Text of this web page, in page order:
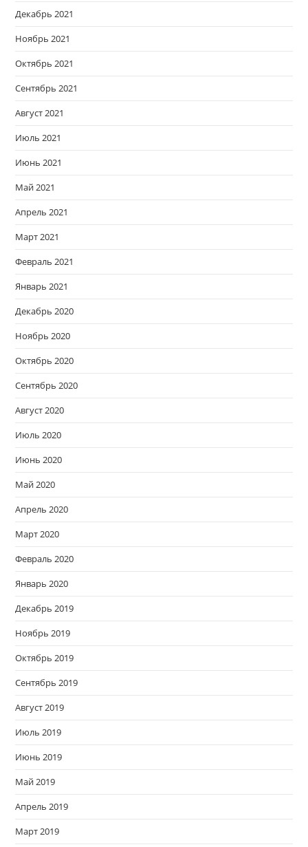
Декабрь 2021
Ноябрь 2021
Октябрь 2021
Сентябрь 2021
Август 2021
Июль 2021
Июнь 2021
Май 2021
Апрель 2021
Март 2021
Февраль 2021
Январь 2021
Декабрь 2020
Ноябрь 2020
Октябрь 2020
Сентябрь 2020
Август 2020
Июль 2020
Июнь 2020
Май 2020
Апрель 2020
Март 2020
Февраль 2020
Январь 2020
Декабрь 2019
Ноябрь 2019
Октябрь 2019
Сентябрь 2019
Август 2019
Июль 2019
Июнь 2019
Май 2019
Апрель 2019
Март 2019